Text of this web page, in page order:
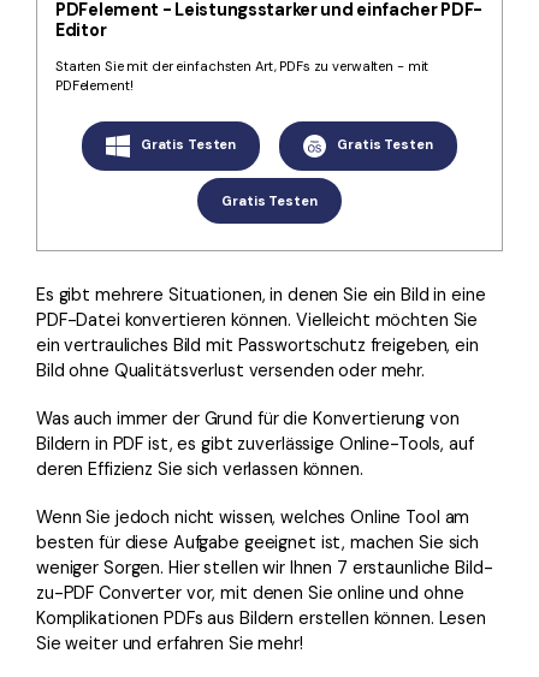
PDF OCR
eSign PDFs rechtmäßig
Bildung
IT-Dienstleistung
Rechtliches
Gesundheitswesen
Finanzen
Regierung
Veröffentlichung
Freiberufler
Alle PDF-Funktionen
Kontakt zum Support
PDFelement für Windows
PDFelement für Mac
PDFelement für Android
Mehr erfahren
Bewertungen
Sehen Sie, was unsere Nutzer sagen.
Kostenlose PDF-Vorlagen
PDF-Wissen
PDF-bezogene Informationen, die Sie benötigen.
Download-Zentrum
Laden Sie die leistungsstärksten und einfachsten PDF-Tools
PDFelement - Leistungsstarker und einfacher PDF-
Editor
Starten Sie mit der einfachsten Art, PDFs zu verwalten - mit
PDFelement!
Gratis Testen Gratis Testen
Gratis Testen
Es gibt mehrere Situationen, in denen Sie ein Bild in eine
PDF-Datei konvertieren können. Vielleicht möchten Sie
ein vertrauliches Bild mit Passwortschutz freigeben, ein
Bild ohne Qualitätsverlust versenden oder mehr.
Was auch immer der Grund für die Konvertierung von
Bildern in PDF ist, es gibt zuverlässige Online-Tools, auf
deren Effizienz Sie sich verlassen können.
Wenn Sie jedoch nicht wissen, welches Online Tool am
besten für diese Aufgabe geeignet ist, machen Sie sich
weniger Sorgen. Hier stellen wir Ihnen 7 erstaunliche Bild-
zu-PDF Converter vor, mit denen Sie online und ohne
Komplikationen PDFs aus Bildern erstellen können. Lesen
Sie weiter und erfahren Sie mehr!